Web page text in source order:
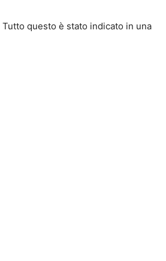
questo è stato indicato in una